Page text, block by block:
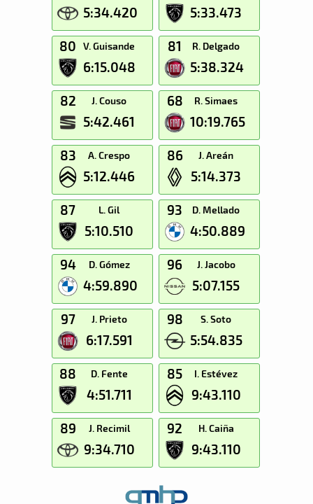
5:34.420 5:33.473
80 V. Guisande
6:15.048
81 R. Delgado
5:38.324
82 J. Couso
5:42.461
68 R. Simaes
10:19.765
83 A. Crespo
5:12.446
86 J. Areán
5:14.373
87 L. Gil
5:10.510
93 D. Mellado
4:50.889
94 D. Gómez
4:59.890
96 J. Jacobo
5:07.155
97 J. Prieto
6:17.591
98 S. Soto
5:54.835
88 D. Fente
4:51.711
85 I. Estévez
9:43.110
89 J. Recimil
9:34.710
92 H. Caiña
9:43.110